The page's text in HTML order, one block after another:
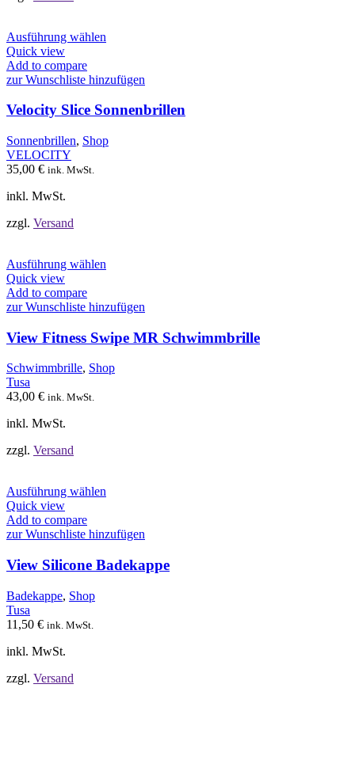
Ausführung wählen
mehrere
auf.
Optionen
können
Quick view
Add to compare
zur Wunschliste hinzufügen
Velocity Slice Sonnenbrillen
Sonnenbrillen, Shop
VELOCITY
35,00 € ink. MwSt.
inkl. MwSt.
zzgl. Versand
Ausführung wählen
mehrere
auf.
Die
Optionen
können
Quick view
Add to compare
zur Wunschliste hinzufügen
View Fitness Swipe MR Schwimmbrille
Schwimmbrille, Shop
Tusa
43,00 € ink. MwSt.
inkl. MwSt.
zzgl. Versand
Ausführung wählen
mehrere
auf.
Quick view
Add to compare
zur Wunschliste hinzufügen
View Silicone Badekappe
Badekappe, Shop
Tusa
11,50 € ink. MwSt.
inkl. MwSt.
zzgl. Versand